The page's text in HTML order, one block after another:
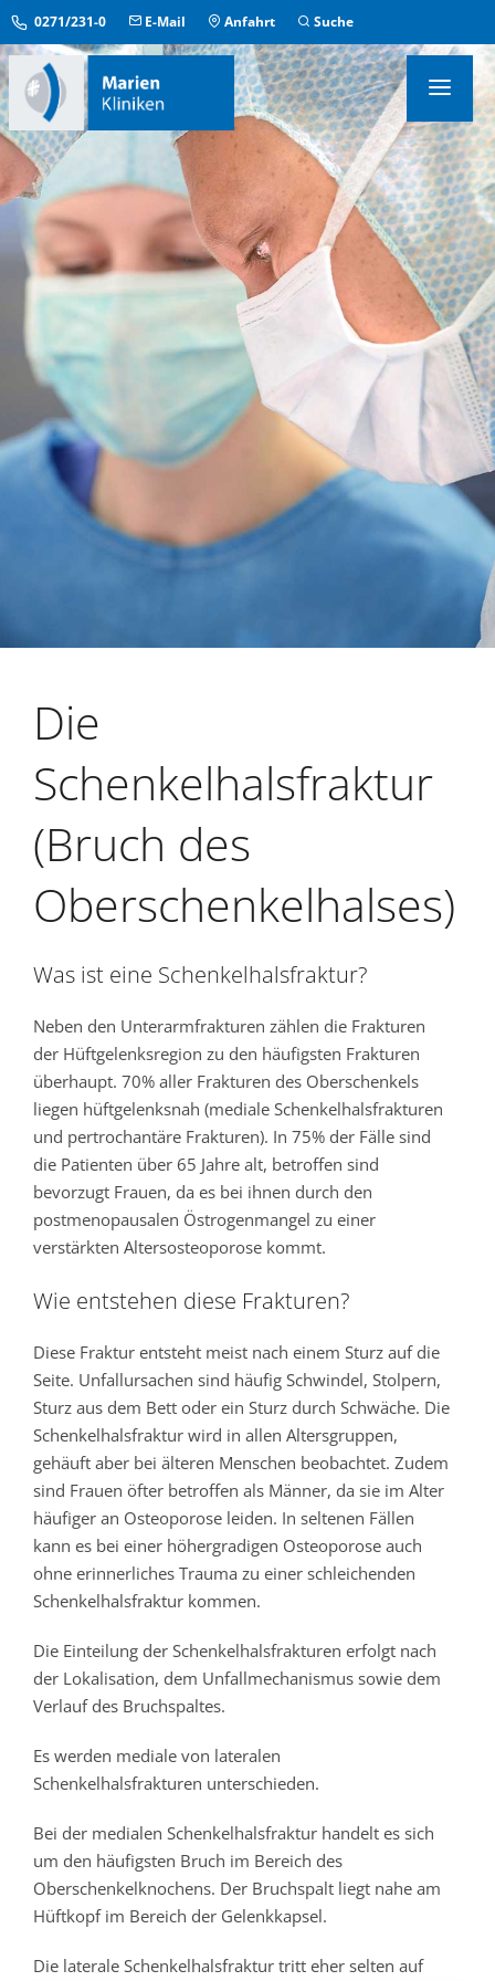
0271/231-0 E-Mail Anfahrt Suche
KLINIKEN & INSTITUTE
MEDIZINISCHE ZENTREN
ÜBERGREIFENDE EINRICHTUNGEN
PFLEGE & AUFENTHALT
KONTAKT & SERVICE
IM NOTFALL
Die
Schenkelhalsfraktur
(Bruch des
Oberschenkelhalses)
Was ist eine Schenkelhalsfraktur?
Neben den Unterarmfrakturen zählen die Frakturen
der Hüftgelenksregion zu den häufigsten Frakturen
überhaupt. 70% aller Frakturen des Oberschenkels
liegen hüftgelenksnah (mediale Schenkelhalsfrakturen
und pertrochantäre Frakturen). In 75% der Fälle sind
die Patienten über 65 Jahre alt, betroffen sind
bevorzugt Frauen, da es bei ihnen durch den
postmenopausalen Östrogenmangel zu einer
verstärkten Altersosteoporose kommt.
Wie entstehen diese Frakturen?
Diese Fraktur entsteht meist nach einem Sturz auf die
Seite. Unfallursachen sind häufig Schwindel, Stolpern,
Sturz aus dem Bett oder ein Sturz durch Schwäche. Die
Schenkelhalsfraktur wird in allen Altersgruppen,
gehäuft aber bei älteren Menschen beobachtet. Zudem
sind Frauen öfter betroffen als Männer, da sie im Alter
häufiger an Osteoporose leiden. In seltenen Fällen
kann es bei einer höhergradigen Osteoporose auch
ohne erinnerliches Trauma zu einer schleichenden
Schenkelhalsfraktur kommen.
Die Einteilung der Schenkelhalsfrakturen erfolgt nach
der Lokalisation, dem Unfallmechanismus sowie dem
Verlauf des Bruchspaltes.
Es werden mediale von lateralen
Schenkelhalsfrakturen unterschieden.
Bei der medialen Schenkelhalsfraktur handelt es sich
um den häufigsten Bruch im Bereich des
Oberschenkelknochens. Der Bruchspalt liegt nahe am
Hüftkopf im Bereich der Gelenkkapsel.
Die laterale Schenkelhalsfraktur tritt eher selten auf